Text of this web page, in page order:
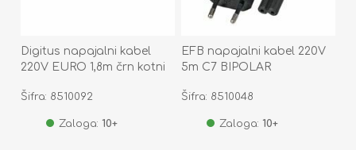
Digitus napajalni kabel
220V EURO 1,8m črn kotni
Šifra: 8510092
Zaloga: 10+
EFB napajalni kabel 220V
5m C7 BIPOLAR
Šifra: 8510048
Zaloga: 10+